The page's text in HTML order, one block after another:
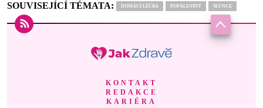
SOUVISEJÍCÍ TÉMATA: DOMÁCÍ LÉČBA POPÁLENINY SLUNCE
KONTAKT
REDAKCE
KARIÉRA